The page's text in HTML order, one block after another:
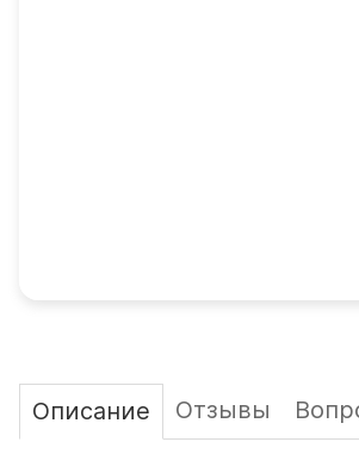
Описание Отзывы